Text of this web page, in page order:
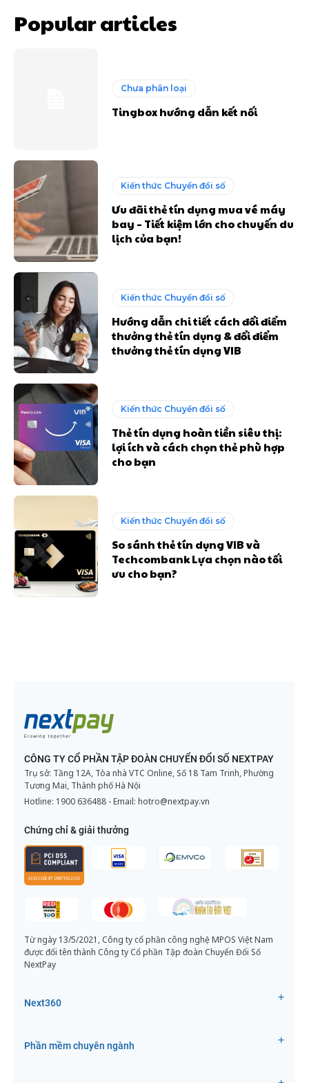
Popular articles
Chưa phân loại
Tingbox hướng dẫn kết nối
Kiến thức Chuyển đổi số
Ưu đãi thẻ tín dụng mua vé máy
bay – Tiết kiệm lớn cho chuyến du
lịch của bạn!
Kiến thức Chuyển đổi số
Hướng dẫn chi tiết cách đổi điểm
thưởng thẻ tín dụng & đổi điểm
thưởng thẻ tín dụng VIB
Kiến thức Chuyển đổi số
Thẻ tín dụng hoàn tiền siêu thị:
lợi ích và cách chọn thẻ phù hợp
cho bạn
Kiến thức Chuyển đổi số
So sánh thẻ tín dụng VIB và
Techcombank Lựa chọn nào tối
ưu cho bạn?
CÔNG TY CỔ PHẦN TẬP ĐOÀN CHUYỂN ĐỔI SỐ NEXTPAY
Trụ sở: Tầng 12A, Tòa nhà VTC Online, Số 18 Tam Trinh, Phường
Tương Mai, Thành phố Hà Nội
Hotline: 1900 636488 - Email: hotro@nextpay.vn
Chứng chỉ & giải thưởng
Từ ngày 13/5/2021, Công ty cổ phần công nghệ MPOS Việt Nam
được đổi tên thành Công ty Cổ phần Tập đoàn Chuyển Đổi Số
NextPay
Next360
Phần mềm chuyên ngành